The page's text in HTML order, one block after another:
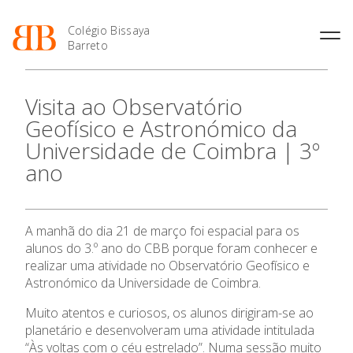
Colégio Bissaya
Barreto
O Colégio
Projeto Educativo
Organização
Colaboradores Docentes
Colaboradores Não
Ofertas de emprego
Regulamentos
Jornal “O Coreto”
Privacidade
Oferta Formativa
Enriquecimento Curricular
Oferta Curricular
Atividades Extracurriculares
Serviços
Letiva
Academia de Línguas
Ensino Profissional
Profissionais
Matrículas
Horários e Manuais
Curso de Técnico de
Curso de Técnico/a de Apoio
à Família e à Comunidade
Ofertas de Emprego
Ano Letivo
2027
Calendários
Portal do Professor
Portal do Aluno/Encarregado
SIGE
Secretariado de Exames
Visita ao Observatório
Geofísico e Astronómico da
Universidade de Coimbra | 3º
ano
A manhã do dia 21 de março foi espacial para os
alunos do 3.º ano do CBB porque foram conhecer e
realizar uma atividade no Observatório Geofísico e
Astronómico da Universidade de Coimbra.
Muito atentos e curiosos, os alunos dirigiram-se ao
planetário e desenvolveram uma atividade intitulada
“Às voltas com o céu estrelado”. Numa sessão muito